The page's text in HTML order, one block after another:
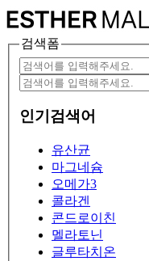
검색폼
인기검색어
유산균
마그네슘
오메가3
콜라겐
콘드로이친
멜라토닌
글루타치온